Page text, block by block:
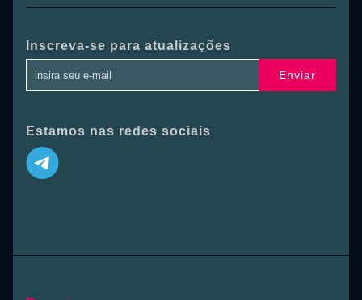
Inscreva-se para atualizações
Enviar
Estamos nas redes sociais